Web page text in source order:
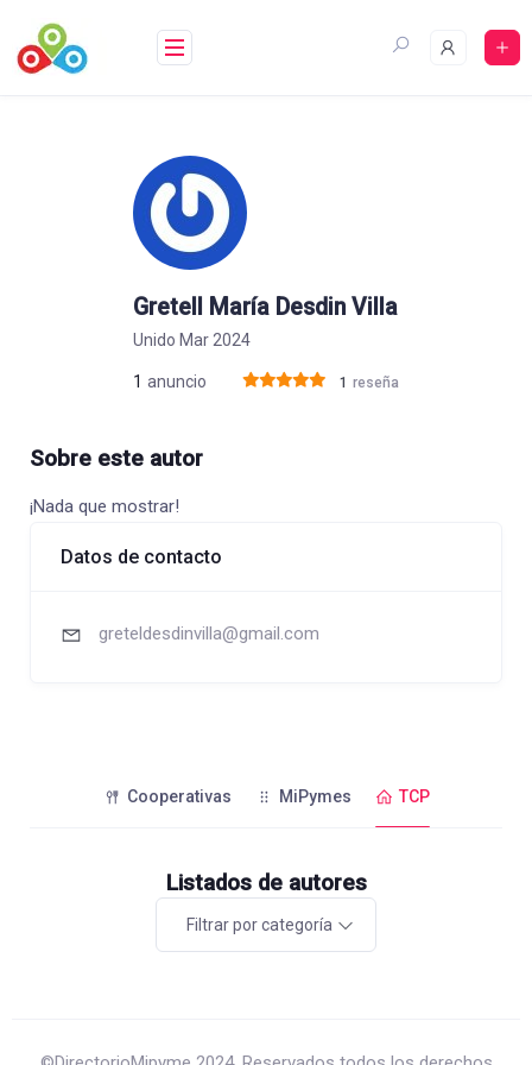
contenido
Gretell María Desdin Villa
Unido Mar 2024
1 anuncio 1 reseña
Sobre este autor
¡Nada que mostrar!
Datos de contacto
greteldesdinvilla@gmail.com
Cooperativas MiPymes TCP
Listados de autores
Filtrar por categoría